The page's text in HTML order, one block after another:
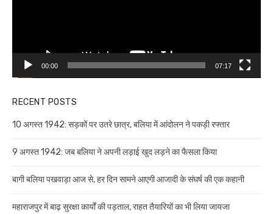
00:00 07:17
RECENT POSTS
10 अगस्त 1942: सड़कों पर उतरे छात्र, बलिया में आंदोलन ने पकड़ी रफ्तार
9 अगस्त 1942: जब बलिया ने अपनी लड़ाई खुद लड़ने का फैसला किया
बागी बलिया पखवाड़ा आज से, हर दिन सामने आएगी आजादी के संघर्ष की एक कहानी
महाराजपुर में बाढ़ सुरक्षा कार्यों की पड़ताल, राहत तैयारियों का भी लिया जायजा